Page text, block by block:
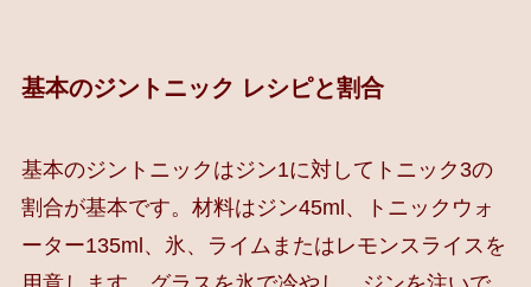
基本のジントニック レシピと割合
基本のジントニックはジン1に対してトニック3の
割合が基本です。材料はジン45ml、トニックウォ
ーター135ml、氷、ライムまたはレモンスライスを